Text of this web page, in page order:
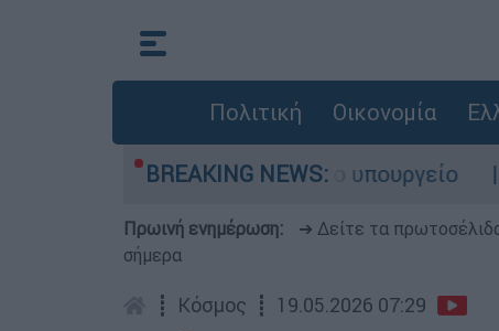
Πολιτική Οικονομία
BREAKING NEWS:
- Λύση αναζητά το υπουργείο «Το
Πρωινή ενημέρωση: ➔ Δείτε τα
σήμερα
┋ Κόσμος ┋ 19.05.2026 07:29